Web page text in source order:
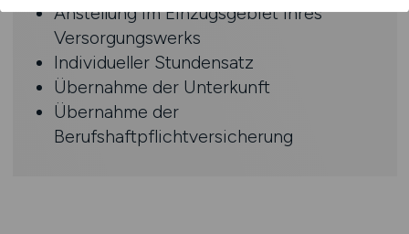
Anstellung im Einzugsgebiet Ihres
Versorgungswerks
Individueller Stundensatz
Übernahme der Unterkunft
Übernahme der
Berufshaftpflichtversicherung